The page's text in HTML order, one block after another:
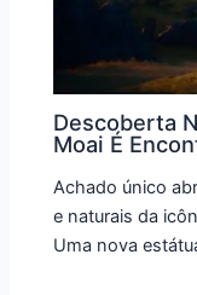
Descoberta
Moai É
Achado único
e naturais da
Uma nova